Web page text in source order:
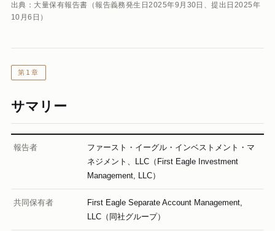
出典：大量保有報告書（報告義務発生日2025年9月30日、提出日2025年
10月6日）
第1章
サマリー
報告者
ファースト・イーグル・インベストメント・マ
ネジメント、LLC（First Eagle Investment
Management, LLC）
共同保有者
First Eagle Separate Account Management,
LLC（同社グループ）